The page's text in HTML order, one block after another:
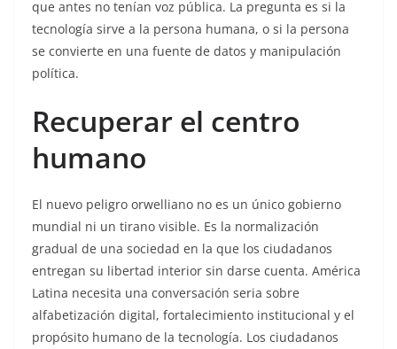
que antes no tenían voz pública. La pregunta es si la
tecnología sirve a la persona humana, o si la persona
se convierte en una fuente de datos y manipulación
política.
Recuperar el centro
humano
El nuevo peligro orwelliano no es un único gobierno
mundial ni un tirano visible. Es la normalización
gradual de una sociedad en la que los ciudadanos
entregan su libertad interior sin darse cuenta. América
Latina necesita una conversación seria sobre
alfabetización digital, fortalecimiento institucional y el
propósito humano de la tecnología. Los ciudadanos